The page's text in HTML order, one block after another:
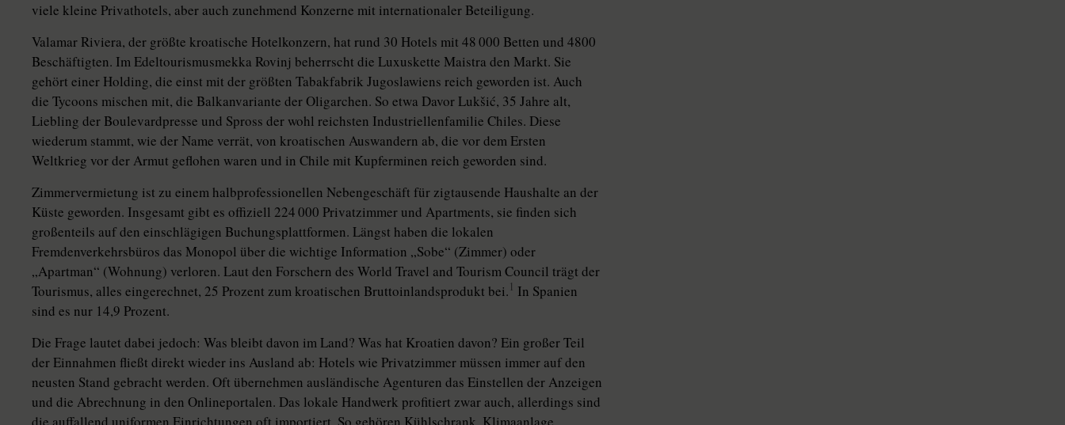
viele kleine Privathotels, aber auch zunehmend Konzerne mit internationaler Beteiligung.
Valamar Riviera, der größte kroatische Hotelkonzern, hat rund 30 Hotels mit 48 000 Betten und 4800
Beschäftigten. Im Edeltourismusmekka Rovinj beherrscht die Luxuskette Maistra den Markt. Sie
gehört einer Holding, die einst mit der größten Tabakfabrik Jugoslawiens reich geworden ist. Auch
die Tycoons mischen mit, die Balkanvariante der Oligarchen. So etwa Davor Lukšić, 35 Jahre alt,
Liebling der Boulevardpresse und Spross der wohl reichsten Industriellenfamilie Chiles. Diese
wiederum stammt, wie der Name verrät, von kroatischen Auswandern ab, die vor dem Ersten
Weltkrieg vor der Armut geflohen waren und in Chile mit Kupferminen reich geworden sind.
Zimmervermietung ist zu einem halbprofessionellen Nebengeschäft für zigtausende Haushalte an der
Küste geworden. Insgesamt gibt es offi­ziell 224 000 Privatzimmer und Apartments, sie finden sich
großenteils auf den einschlägigen Buchungsplattformen. Längst haben die lokalen
Fremdenverkehrsbüros das Monopol über die wichtige Information „Sobe“ (Zimmer) oder
„Apartman“ (Wohnung) verloren. Laut den Forschern des World Travel and Tourism Council trägt der
Tourismus, alles eingerechnet, 25 Prozent zum kroa­ti­schen Bruttoinlandsprodukt bei. 1 In Spanien
sind es nur 14,9 Prozent.
Die Frage lautet dabei jedoch: Was bleibt davon im Land? Was hat Kroa­tien davon? Ein großer Teil
der Einnahmen fließt direkt wieder ins Ausland ab: Hotels wie Privatzimmer müssen immer auf den
neusten Stand gebracht werden. Oft übernehmen ausländische Agenturen das Einstellen der Anzeigen
und die Abrechnung in den Onlineportalen. Das lokale Handwerk profitiert zwar auch, allerdings sind